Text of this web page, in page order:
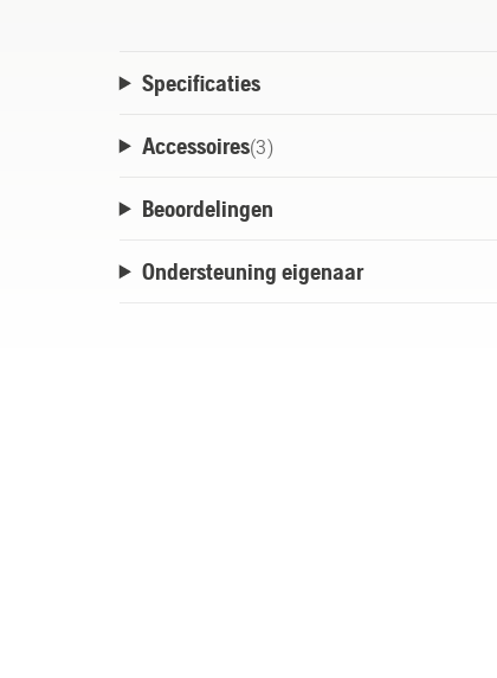
Specificaties
Accessoires(3)
Beoordelingen
Ondersteuning eigenaar